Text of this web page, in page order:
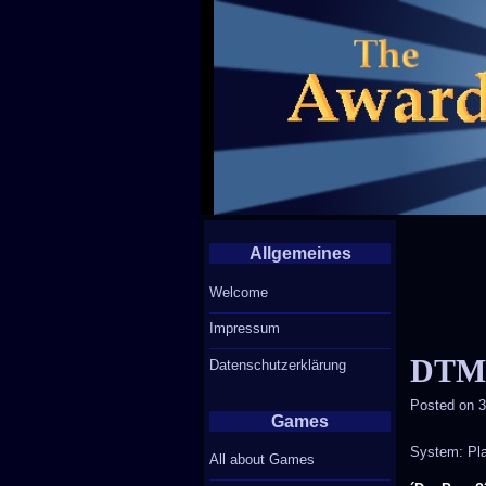
Posted on
System:
Allgemeines
Welcome
Impressum
Datenschutzerklärung
Games
All about Games